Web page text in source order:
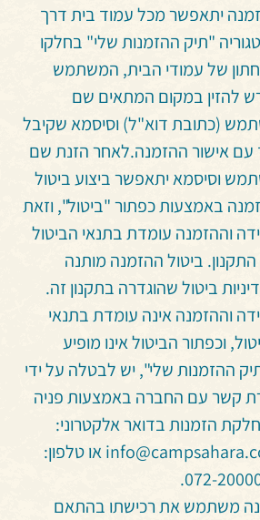
יתאפשר מכל עמוד בית דרך
"תיק ההזמנות שלי" בחלקו
של עמודי הבית, המשתמש
להזין במקום המתאים שם
(כתובת דוא"ל) וסיסמא שקיבל
עם אישור ההזמנה.לאחר הזנת שם
וסיסמא יתאפשר ביצוע ביטול
באמצעות כפתור "ביטול", וזאת
וההזמנה עומדת בתנאי הביטול
ביטול ההזמנה מותנה
ביטול שהוגדרה בתקנון זה.
וההזמנה אינה עומדת בתנאי
וכפתור הביטול אינו מופיע
ההזמנות שלי", יש לבטלה על ידי
קשר עם החברה באמצעות פניה
הזמנות בדואר אלקטרוני:
info@campsahara.co.il או טלפון:
072-
משתמש את רכישתו בהתאם